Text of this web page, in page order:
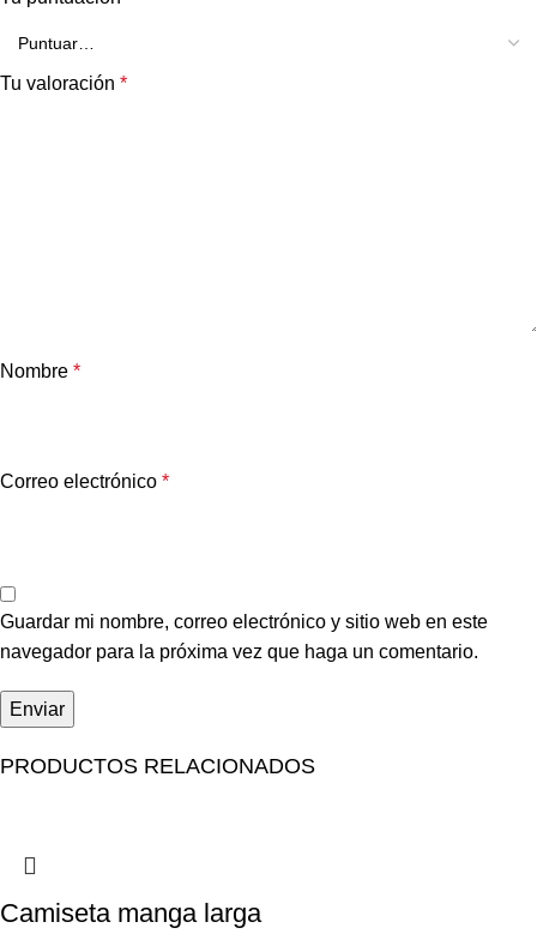
Tu valoración *
Nombre *
Correo electrónico *
Guardar mi nombre, correo electrónico y sitio web en este
navegador para la próxima vez que haga un comentario.
PRODUCTOS RELACIONADOS
Camiseta manga larga